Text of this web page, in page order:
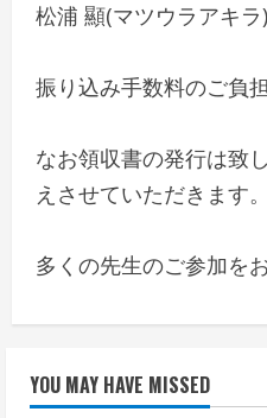
松浦 顯(マツウラアキラ)
振り込み手数料のご負
なお領収書の発行は致
えさせていただきます。
多くの先生のご参加を
YOU MAY HAVE MISSED